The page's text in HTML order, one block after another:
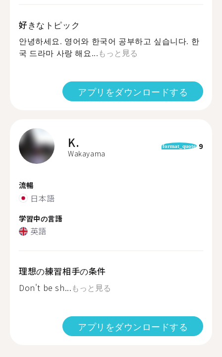
好きなトピック
안녕하세요. 영어와 한국어 공부하고 싶습니다. 한
국 드라마 사랑 해요...もっと見る
アプリをダウンロードする
K.
Wakayama
format_quote 9
流暢
日本語
学習中の言語
英語
理想の練習相手の条件
Don't be sh...もっと見る
アプリをダウンロードする